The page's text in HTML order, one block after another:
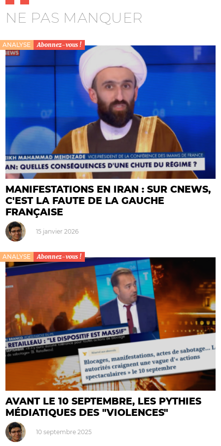
NE PAS MANQUER
ANALYSE Abonnez-vous !
MANIFESTATIONS EN IRAN : SUR CNEWS,
C'EST LA FAUTE DE LA GAUCHE
FRANÇAISE
15 janvier 2026
ANALYSE Abonnez-vous !
AVANT LE 10 SEPTEMBRE, LES PYTHIES
MÉDIATIQUES DES "VIOLENCES"
10 septembre 2025